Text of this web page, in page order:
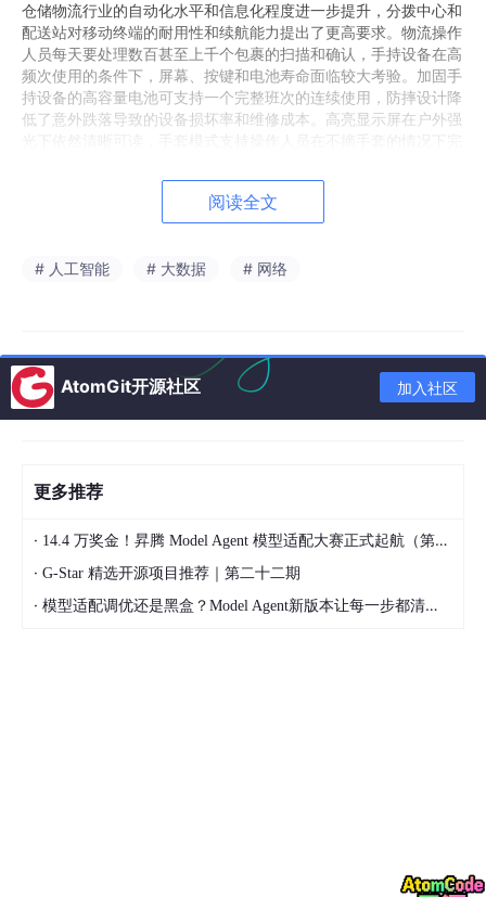
仓储物流行业的自动化水平和信息化程度进一步提升，分拨中心和
配送站对移动终端的耐用性和续航能力提出了更高要求。物流操作
人员每天要处理数百甚至上千个包裹的扫描和确认，手持设备在高
频次使用的条件下，屏幕、按键和电池寿命面临较大考验。加固手
持设备的高容量电池可支持一个完整班次的连续使用，防摔设计降
低了意外跌落导致的设备损坏率和维修成本。高亮显示屏在户外强
设备因其较长的使用寿命和较低的故障率，相比消费级设备具有更
终端的升级换代。一线执法人员在现场需要同时完成身份核验、拍
等级确保了在雨雪天气和尘土环境中的可靠性，紧急情况下可临时
作为应急通信终端使用。政务采购项目对设备的国产化率、数据安
全性和长期维保服务有明确要求，具备自主可控能力和完整服务体
系的加固设备供应商在政府招标中具有优势。
智慧运维体系建设。户外设施分布广泛，巡检路线长、环境复杂，
传统的人工巡视和纸质记录方式在效率和准确性方面存在不足。加
备状态记录、仪表读数拍照和缺陷位置标注。设备支持北斗或GPS
高精度定位，系统可自动匹配巡检点和预设路线，减少漏检和错
检。在偏远地区的基站、变电站和泵站，设备需要长时间运行且充
电条件不便，低功耗设计和可更换电池保障了全天候作业能力。公
更专业行业功能和更优售后服务方向发展，以维持差异化竞争优
阅读全文
# 人工智能 # 大数据 # 网络
AtomGit开源社区 加入社区
更多推荐
· 14.4 万奖金！昇腾 Model Agent 模型适配大赛正式起航（第二季）
· G-Star 精选开源项目推荐｜第二十二期
· 模型适配调优还是黑盒？Model Agent新版本让每一步都清晰可见